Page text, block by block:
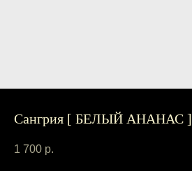
Сангрия [ БЕЛЫЙ АНАНАС ]
1 700 р.